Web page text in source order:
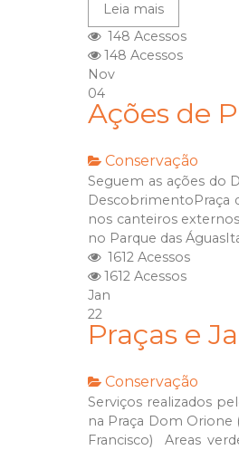
Leia mais
148 Acessos
148 Acessos
Nov
04
Ações de
Conservação
Seguem as ações do
DescobrimentoPraça
nos canteiros
no Parque das
1612 Acessos
1612 Acessos
Jan
22
Praças e
Conservação
Serviços realizados
na Praça Dom Orione
Francisco) Areas